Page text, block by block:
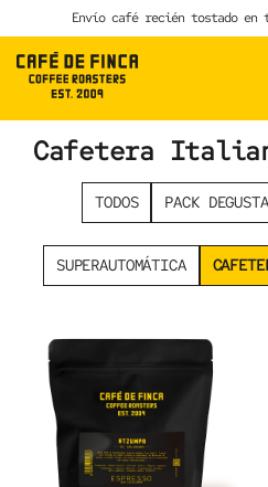
to
content
Envío café recién tostado en
Cafetera
TODOS PACK
SUPERAUTOMÁTICA